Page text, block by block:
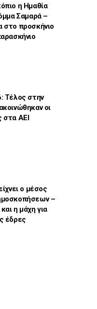
η Ημαθία
Σαμαρά –
στο προσκήνιο
Τέλος στην
οι
στα ΑΕΙ
ο μέσος
–
η μάχη για
έδρες